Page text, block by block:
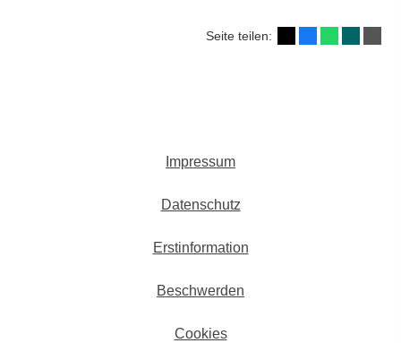
Seite teilen:
Impressum
Datenschutz
Erstinformation
Beschwerden
Cookies